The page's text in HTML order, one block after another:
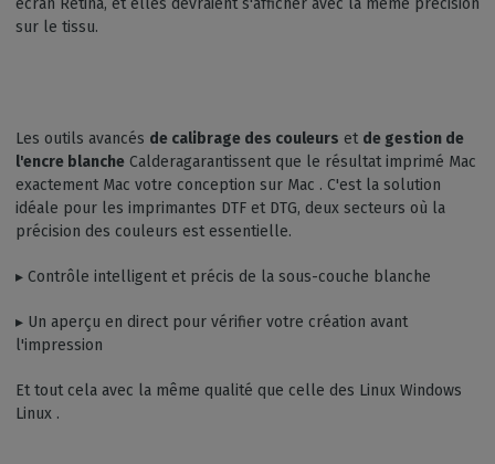
écran Retina, et elles devraient s'afficher avec la même précision
sur le tissu.
Les outils avancés de calibrage des couleurs et de gestion de
l'encre blanche Calderagarantissent que le résultat imprimé Mac
exactement Mac votre conception sur Mac . C'est la solution
idéale pour les imprimantes DTF et DTG, deux secteurs où la
précision des couleurs est essentielle.
▸ Contrôle intelligent et précis de la sous-couche blanche
▸ Un aperçu en direct pour vérifier votre création avant
l'impression
Et tout cela avec la même qualité que celle des Linux Windows
Linux .